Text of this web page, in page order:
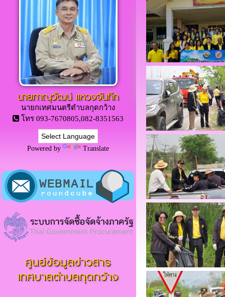
นายภาณุวัฒน์ เเหวงจันทึก
นายกเทศมนตรีตำบลกุดกว้าง
โทร 093-7670805,082-8351563
Powered by Translate
ศูนย์ข้อมูลข่าวสาร
เทศบาลตำบลกุดกว้าง